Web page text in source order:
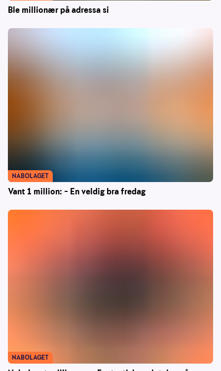
Ble millionær på adressa si
Vant 1 million: – En veldig bra fredag
NABOLAGET
NABOLAGET